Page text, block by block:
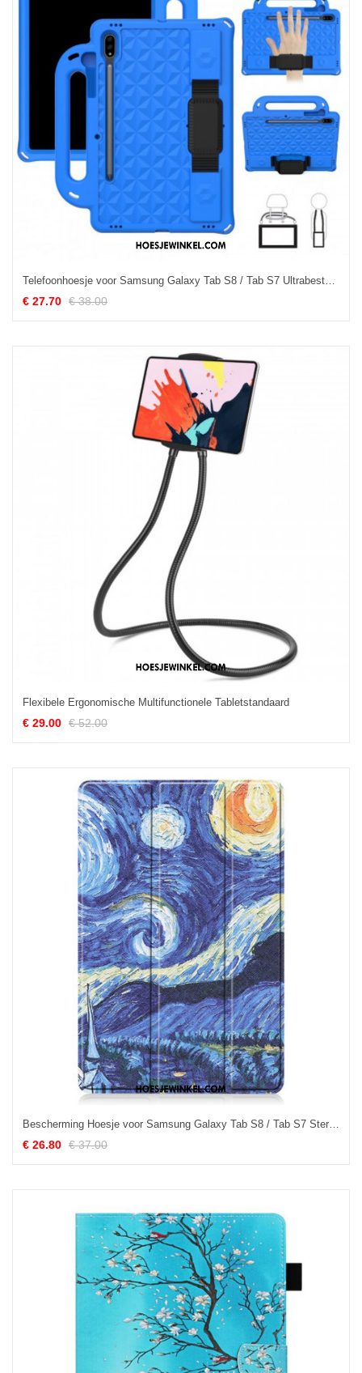
Telefoonhoesje voor Samsung Galaxy Tab S8 / Tab S7 Ultrabestendig Eva
€ 27.70 € 38.00
Flexibele Ergonomische Multifunctionele Tabletstandaard
€ 29.00 € 52.00
Bescherming Hoesje voor Samsung Galaxy Tab S8 / Tab S7 Sterrennacht Pennenhouder
€ 26.80 € 37.00